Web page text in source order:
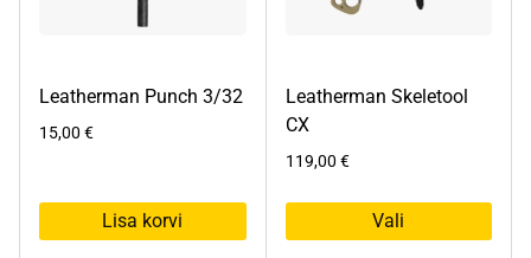
Leatherman Punch 3/32
15,00 €
Lisa korvi
Leatherman Skeletool
CX
119,00 €
Vali